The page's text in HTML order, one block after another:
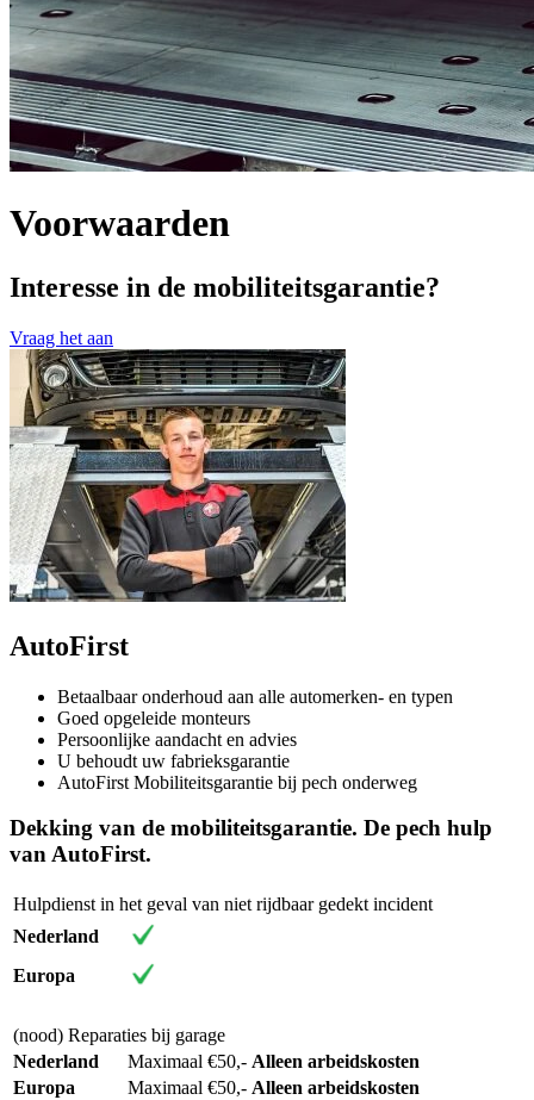
Voorwaarden
Interesse in de mobiliteitsgarantie?
Vraag het aan
AutoFirst
Betaalbaar onderhoud aan alle automerken- en typen
Goed opgeleide monteurs
Persoonlijke aandacht en advies
U behoudt uw fabrieksgarantie
AutoFirst Mobiliteitsgarantie bij pech onderweg
Dekking van de mobiliteitsgarantie. De pech hulp
van AutoFirst.
Hulpdienst in het geval van niet rijdbaar gedekt incident
Nederland
Europa
(nood) Reparaties bij garage
Nederland
Maximaal €50,- Alleen arbeidskosten
Europa
Maximaal €50,- Alleen arbeidskosten